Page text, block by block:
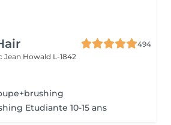
494
Jean Howald L-1842
Etudiante 10-15 ans